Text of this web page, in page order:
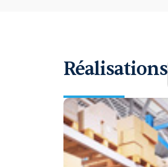
Réalisations